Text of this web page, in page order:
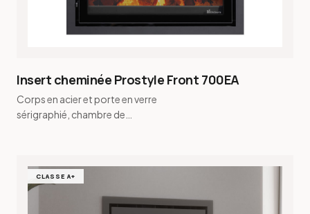
Insert cheminée Prostyle Front 700EA
Corps en acier et porte en verre
sérigraphié, chambre de
CLASSE A+